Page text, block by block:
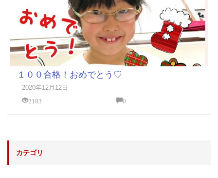
１００合格！おめでとう♡
2020年12月12日
2183
0
カテゴリ